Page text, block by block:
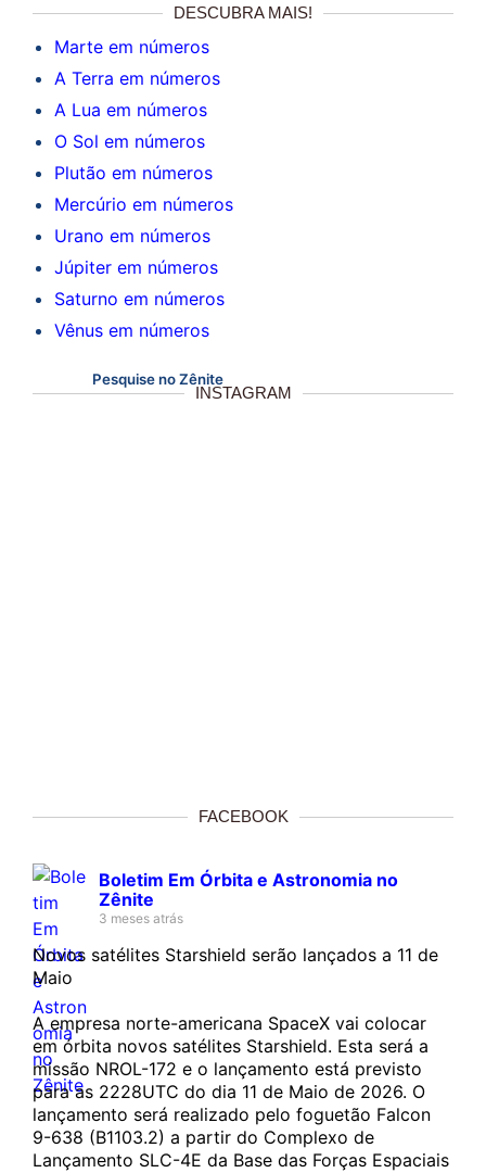
DESCUBRA MAIS!
Marte em números
A Terra em números
A Lua em números
O Sol em números
Plutão em números
Mercúrio em números
Urano em números
Júpiter em números
Saturno em números
Vênus em números
Pesquise no Zênite
INSTAGRAM
FACEBOOK
Boletim Em Órbita e Astronomia no
Zênite
3 meses atrás
Novos satélites Starshield serão lançados a 11 de
Maio
A empresa norte-americana SpaceX vai colocar
em órbita novos satélites Starshield. Esta será a
missão NROL-172 e o lançamento está previsto
para as 2228UTC do dia 11 de Maio de 2026. O
lançamento será realizado pelo foguetão Falcon
9-638 (B1103.2) a partir do Complexo de
Lançamento SLC-4E da Base das Forças Espaciais